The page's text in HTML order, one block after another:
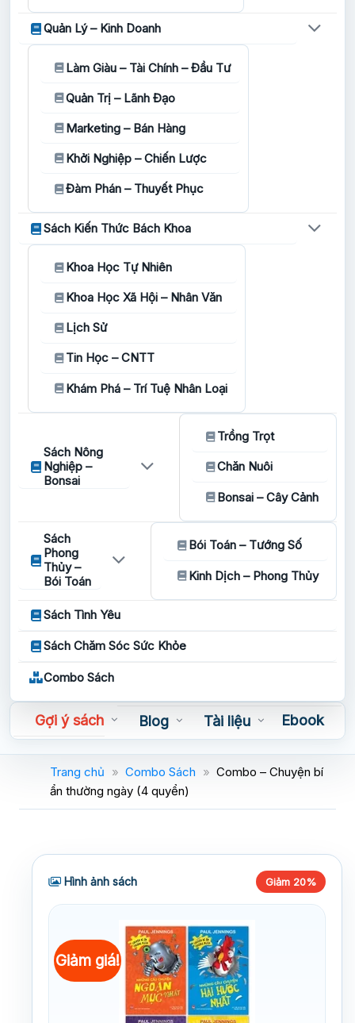
Quản Lý – Kinh Doanh
Làm Giàu – Tài Chính – Đầu Tư
Quản Trị – Lãnh Đạo
Marketing – Bán Hàng
Khởi Nghiệp – Chiến Lược
Đàm Phán – Thuyết Phục
Sách Kiến Thức Bách Khoa
Khoa Học Tự Nhiên
Khoa Học Xã Hội – Nhân Văn
Lịch Sử
Tin Học – CNTT
Khám Phá – Trí Tuệ Nhân Loại
Sách Nông
Nghiệp –
Bonsai
Trồng Trọt
Chăn Nuôi
Bonsai – Cây Cảnh
Sách
Phong
Thủy –
Bói Toán
Bói Toán – Tướng Số
Kinh Dịch – Phong Thủy
Sách Tình Yêu
Sách Chăm Sóc Sức Khỏe
Combo Sách
Gợi ý sách Blog Tài liệu
Ebook
Sách nói
Trang chủ » Combo Sách » Combo – Chuyện bí
ẩn thường ngày (4 quyển)
Hình ảnh sách Giảm 20%
Giảm giá!